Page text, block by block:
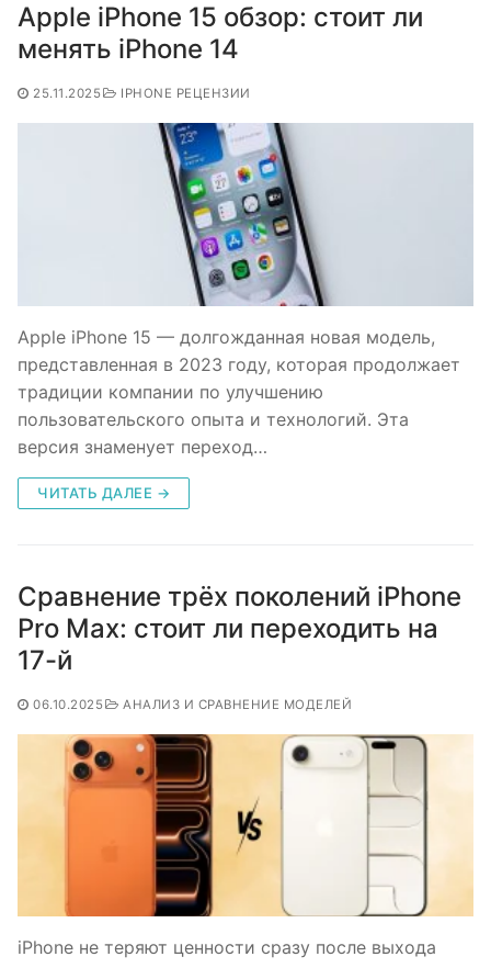
Apple iPhone 15 обзор: стоит ли
менять iPhone 14
25.11.2025 IPHONE РЕЦЕНЗИИ
Apple iPhone 15 — долгожданная новая модель,
представленная в 2023 году, которая продолжает
традиции компании по улучшению
пользовательского опыта и технологий. Эта
версия знаменует переход…
ЧИТАТЬ ДАЛЕЕ →
Сравнение трёх поколений iPhone
Pro Max: стоит ли переходить на
17-й
06.10.2025 АНАЛИЗ И СРАВНЕНИЕ МОДЕЛЕЙ
iPhone не теряют ценности сразу после выхода